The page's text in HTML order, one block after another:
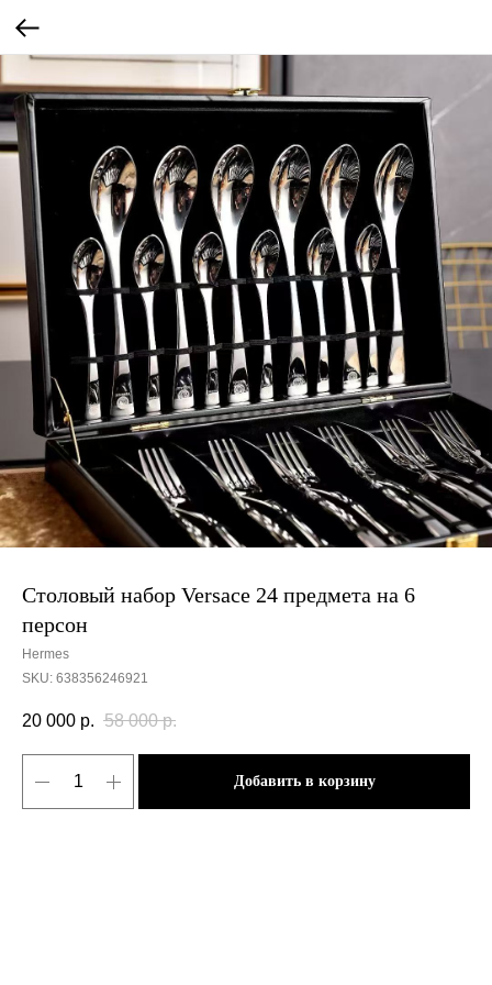
Столовый набор Versace 24 предмета на 6
персон
Hermes
SKU: 638356246921
20 000 р. 58 000 р.
Добавить в корзину